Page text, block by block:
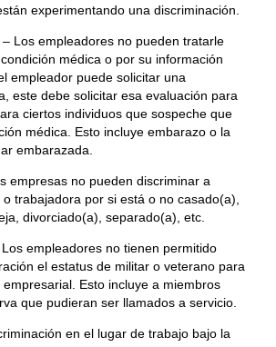
experimentando una discriminación.
– Los empleadores no pueden tratarle
médica o por su información
empleador puede solicitar una
este debe solicitar esa evaluación para
ciertos individuos que sospeche que
médica. Esto incluye embarazo o la
embarazada.
empresas no pueden discriminar a
trabajadora por si está o no casado(a),
divorciado(a), separado(a), etc.
empleadores no tienen permitido
el estatus de militar o veterano para
Esto incluye a miembros
que pudieran ser llamados a servicio.
en el lugar de trabajo bajo la